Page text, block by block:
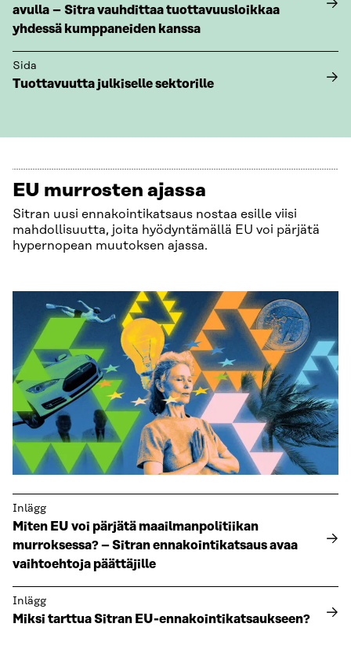
avulla – Sitra vauhdittaa tuottavuusloikkaa
yhdessä kumppaneiden kanssa
Sida
Tuottavuutta julkiselle sektorille
EU murrosten ajassa
Sitran uusi ennakointikatsaus nostaa esille viisi
mahdollisuutta, joita hyödyntämällä EU voi pärjätä
hypernopean muutoksen ajassa.
Inlägg
Miten EU voi pärjätä maailmanpolitiikan
murroksessa? – Sitran ennakointikatsaus avaa
vaihtoehtoja päättäjille
Inlägg
Miksi tarttua Sitran EU-ennakointikatsaukseen?